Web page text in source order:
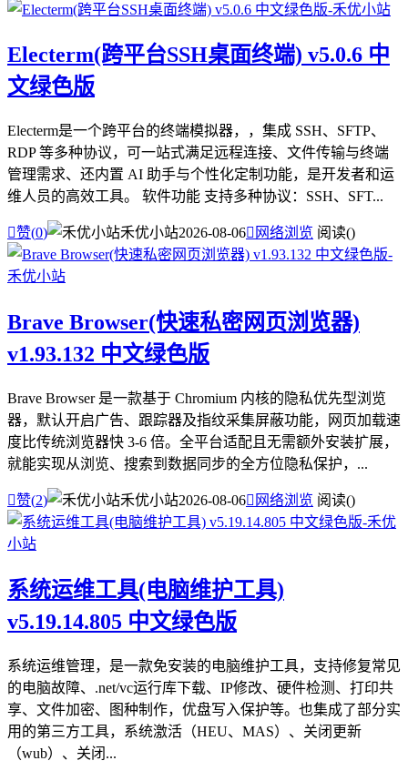
Electerm(跨平台SSH桌面终端) v5.0.6 中
文绿色版
Electerm是一个跨平台的终端模拟器，，集成 SSH、SFTP、
RDP 等多种协议，可一站式满足远程连接、文件传输与终端
管理需求、还内置 AI 助手与个性化定制功能，是开发者和运
维人员的高效工具。 软件功能 支持多种协议：SSH、SFT...
赞(0) 禾优小站2026-08-06 网络浏览 阅读()
Brave Browser(快速私密网页浏览器)
v1.93.132 中文绿色版
Brave Browser 是一款基于 Chromium 内核的隐私优先型浏览
器，默认开启广告、跟踪器及指纹采集屏蔽功能，网页加载速
度比传统浏览器快 3-6 倍。全平台适配且无需额外安装扩展，
就能实现从浏览、搜索到数据同步的全方位隐私保护，...
赞(2) 禾优小站2026-08-06 网络浏览 阅读()
系统运维工具(电脑维护工具)
v5.19.14.805 中文绿色版
系统运维管理，是一款免安装的电脑维护工具，支持修复常见
的电脑故障、.net/vc运行库下载、IP修改、硬件检测、打印共
享、文件加密、图种制作，优盘写入保护等。也集成了部分实
用的第三方工具，系统激活（HEU、MAS）、关闭更新
（wub）、关闭...